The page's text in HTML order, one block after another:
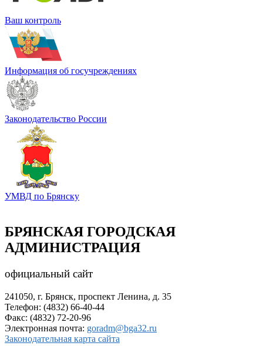
Ваш контроль
Информация об госучреждениях
Законодательство России
УМВД по Брянску
БРЯНСКАЯ ГОРОДСКАЯ
АДМИНИСТРАЦИЯ
официальный сайт
241050, г. Брянск, проспект Ленина, д. 35
Телефон: (4832) 66-40-44
Факс: (4832) 72-20-96
Электронная почта: goradm@bga32.ru
Законодательная карта сайта